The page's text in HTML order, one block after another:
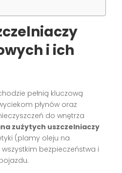
i ich
pełnią kluczową
płynów oraz
do wnętrza
zużytych uszczelniaczy
(plamy oleju na
bezpieczeństwa i